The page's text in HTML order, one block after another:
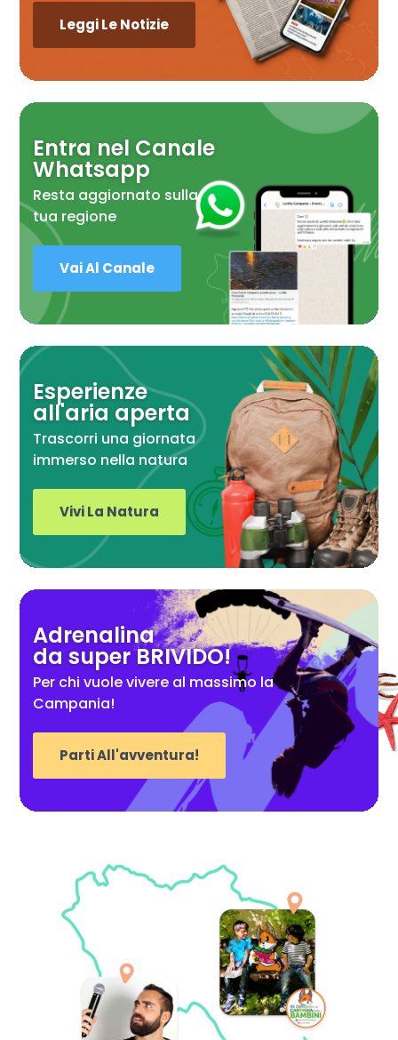
Leggi Le Notizie
Entra nel Canale
Whatsapp
Resta aggiornato sulla
tua regione
Vai Al Canale
Esperienze
all'aria aperta
Trascorri una giornata
immerso nella natura
Vivi La Natura
Adrenalina
da super BRIVIDO!
Per chi vuole vivere al massimo la
Campania!
Parti All'avventura!